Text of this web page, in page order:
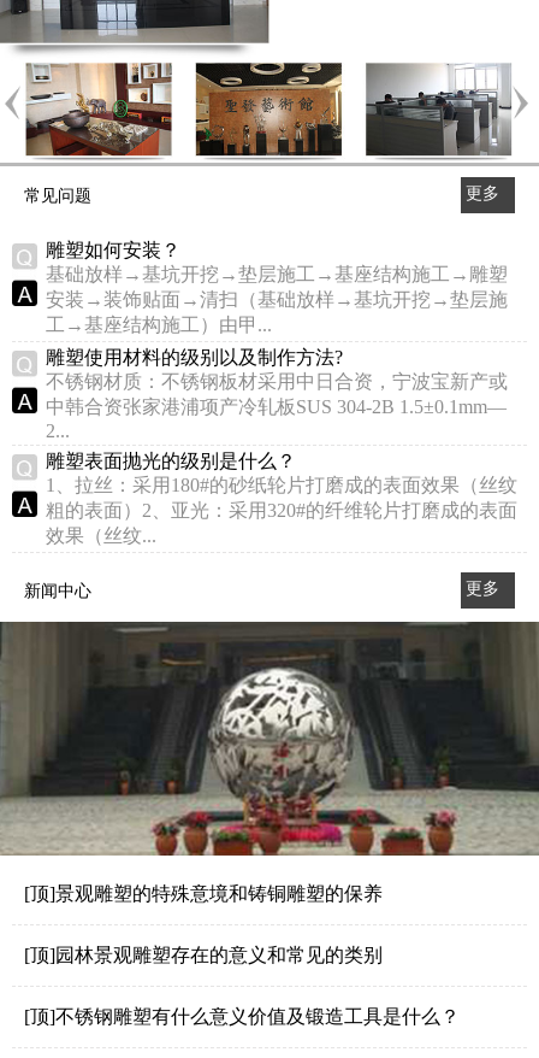
常见问题
更多
雕塑如何安装？
基础放样→基坑开挖→垫层施工→基座结构施工→雕塑
安装→装饰贴面→清扫（基础放样→基坑开挖→垫层施
工→基座结构施工）由甲...
雕塑使用材料的级别以及制作方法?
不锈钢材质：不锈钢板材采用中日合资，宁波宝新产或
中韩合资张家港浦项产冷轧板SUS 304-2B 1.5±0.1mm—
2...
雕塑表面抛光的级别是什么？
1、拉丝：采用180#的砂纸轮片打磨成的表面效果（丝纹
粗的表面）2、亚光：采用320#的纤维轮片打磨成的表面
效果（丝纹...
新闻中心
更多
>>
[顶]景观雕塑的特殊意境和铸铜雕塑的保养
[顶]园林景观雕塑存在的意义和常见的类别
[顶]不锈钢雕塑有什么意义价值及锻造工具是什么？